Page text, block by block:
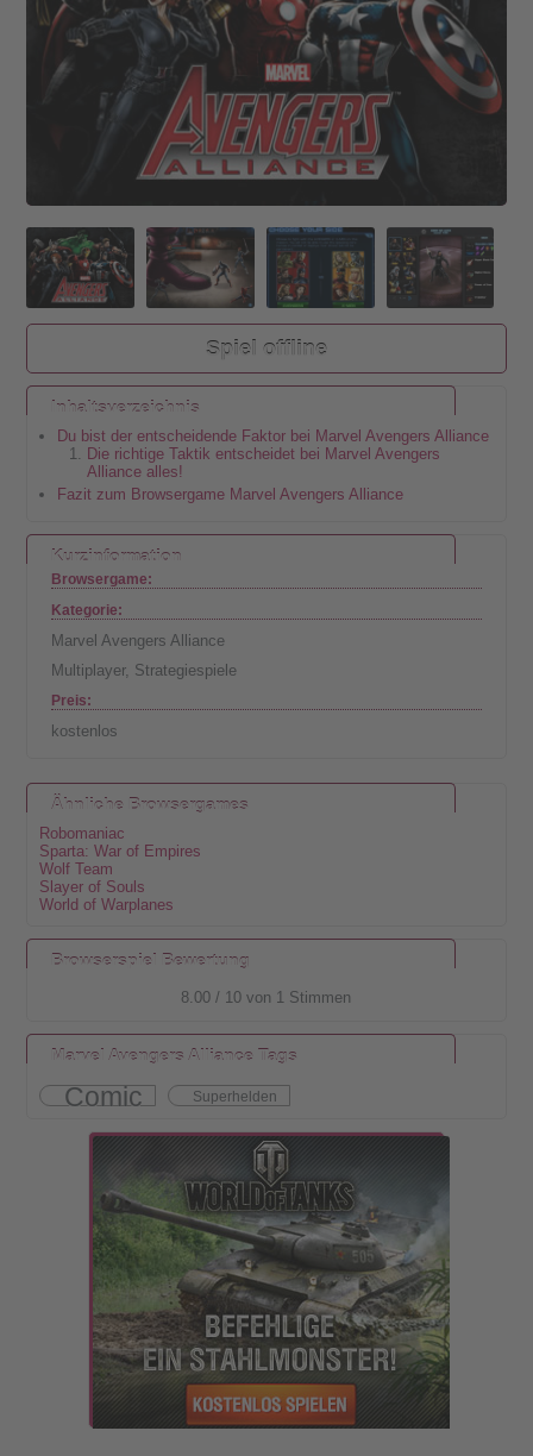
Spiel offline
Inhaltsverzeichnis
Du bist der entscheidende Faktor bei Marvel Avengers Alliance
Die richtige Taktik entscheidet bei Marvel Avengers
Alliance alles!
Fazit zum Browsergame Marvel Avengers Alliance
Kurzinformation
Browsergame:
Kategorie:
Marvel Avengers Alliance
Multiplayer, Strategiespiele
Preis:
kostenlos
Ähnliche Browsergames
Robomaniac
Sparta: War of Empires
Wolf Team
Slayer of Souls
World of Warplanes
Browserspiel Bewertung
8.00 / 10 von 1 Stimmen
Marvel Avengers Alliance Tags
Comic Superhelden